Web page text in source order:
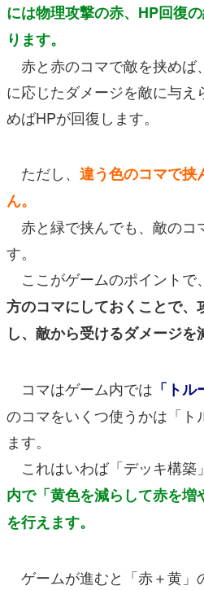
には物理攻撃の赤、HP回復
ります。
赤と赤のコマで敵を挟めば
に応じたダメージを敵に与
めばHPが回復します。
ただし、 違う色のコマで挟
ん。
赤と緑で挟んでも、敵のコ
す。
ここがゲームのポイントで、
方のコマにしておくことで、
し、敵から受けるダメージを
コマはゲーム内では 「トル
のコマをいくつ使うかは「ト
ます。
これはいわば「デッキ構築
内で「黄色を減らして赤を
を行えます。
ゲームが進むと「赤＋黄」